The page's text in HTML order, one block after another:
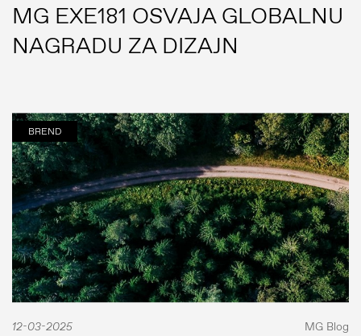
MG EXE181 OSVAJA GLOBALNU
NAGRADU ZA DIZAJN
BREND
12-03-2025 MG Blog